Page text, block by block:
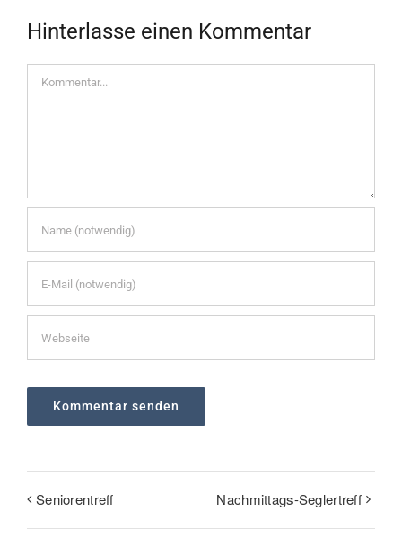
Hinterlasse einen Kommentar
Kommentar
Seniorentreff Nachmittags-Seglertreff